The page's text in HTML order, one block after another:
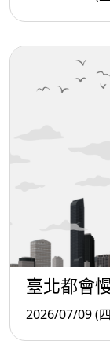
臺北都會
2026/07/09 (